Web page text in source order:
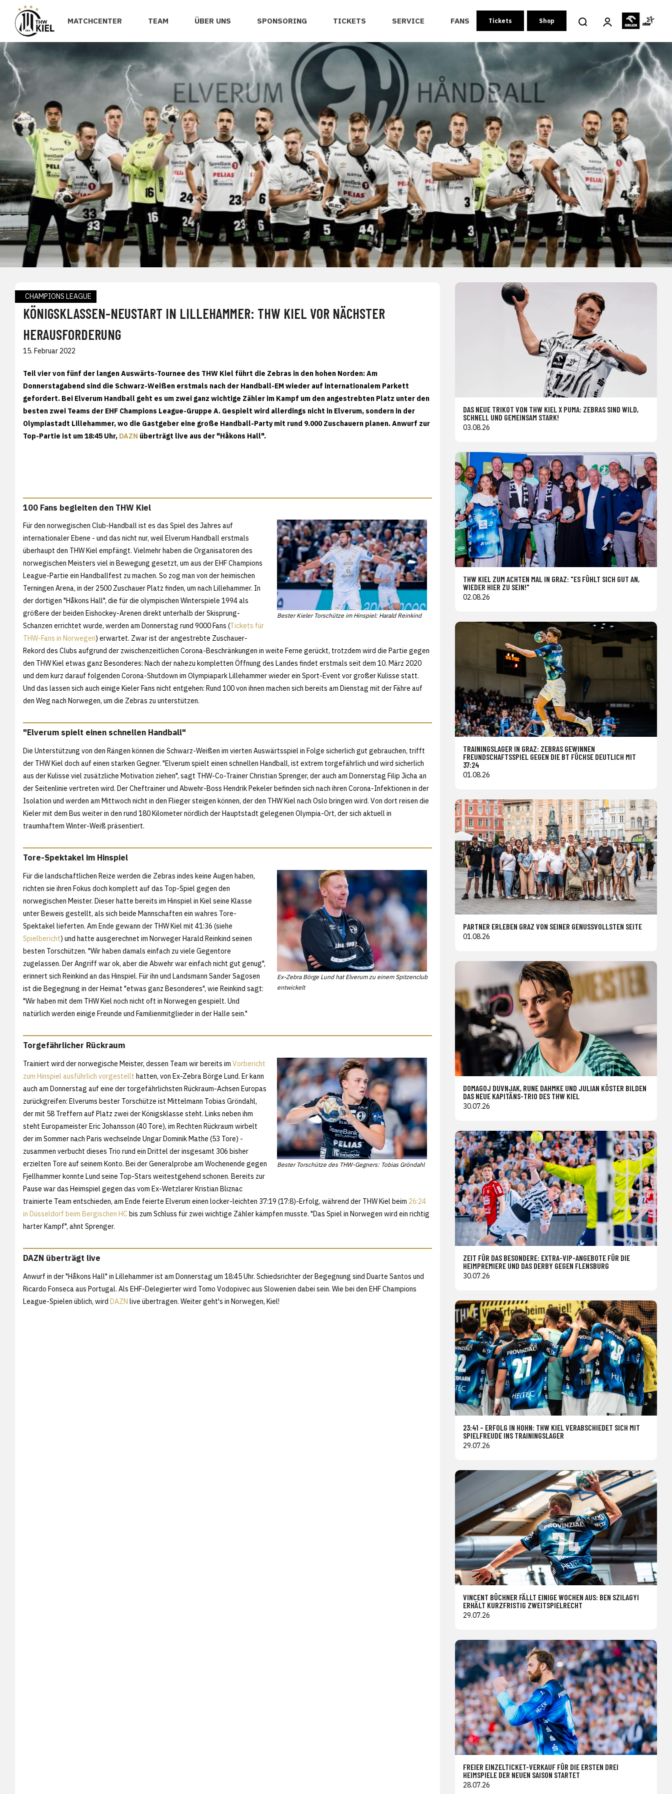
MATCHCENTER TEAM ÜBER UNS SPONSORING TICKETS SERVICE FANS Tickets Shop
CHAMPIONS LEAGUE
KÖNIGSKLASSEN-NEUSTART IN LILLEHAMMER: THW KIEL VOR NÄCHSTER
HERAUSFORDERUNG
15. Februar 2022
Teil vier von fünf der langen Auswärts-Tournee des THW Kiel führt die Zebras in den hohen Norden: Am
Donnerstagabend sind die Schwarz-Weißen erstmals nach der Handball-EM wieder auf internationalem Parkett
gefordert. Bei Elverum Handball geht es um zwei ganz wichtige Zähler im Kampf um den angestrebten Platz unter den
besten zwei Teams der EHF Champions League-Gruppe A. Gespielt wird allerdings nicht in Elverum, sondern in der
Olympiastadt Lillehammer, wo die Gastgeber eine große Handball-Party mit rund 9.000 Zuschauern planen. Anwurf zur
Top-Partie ist um 18:45 Uhr, DAZN überträgt live aus der "Håkons Hall".
100 Fans begleiten den THW Kiel
Bester Kieler Torschütze im Hinspiel: Harald Reinkind
Für den norwegischen Club-Handball ist es das Spiel des Jahres auf
internationaler Ebene - und das nicht nur, weil Elverum Handball erstmals
überhaupt den THW Kiel empfängt. Vielmehr haben die Organisatoren des
norwegischen Meisters viel in Bewegung gesetzt, um aus der EHF Champions
League-Partie ein Handballfest zu machen. So zog man von der heimischen
Terningen Arena, in der 2500 Zuschauer Platz finden, um nach Lillehammer. In
der dortigen "Håkons Hall", die für die olympischen Winterspiele 1994 als
größere der beiden Eishockey-Arenen direkt unterhalb der Skisprung-
Schanzen errichtet wurde, werden am Donnerstag rund 9000 Fans (Tickets für
THW-Fans in Norwegen) erwartet. Zwar ist der angestrebte Zuschauer-
Rekord des Clubs aufgrund der zwischenzeitlichen Corona-Beschränkungen in weite Ferne gerückt, trotzdem wird die Partie gegen
den THW Kiel etwas ganz Besonderes: Nach der nahezu kompletten Öffnung des Landes findet erstmals seit dem 10. März 2020
und dem kurz darauf folgenden Corona-Shutdown im Olympiapark Lillehammer wieder ein Sport-Event vor großer Kulisse statt.
Und das lassen sich auch einige Kieler Fans nicht entgehen: Rund 100 von ihnen machen sich bereits am Dienstag mit der Fähre auf
den Weg nach Norwegen, um die Zebras zu unterstützen.
"Elverum spielt einen schnellen Handball"
Die Unterstützung von den Rängen können die Schwarz-Weißen im vierten Auswärtsspiel in Folge sicherlich gut gebrauchen, trifft
der THW Kiel doch auf einen starken Gegner. "Elverum spielt einen schnellen Handball, ist extrem torgefährlich und wird sicherlich
aus der Kulisse viel zusätzliche Motivation ziehen", sagt THW-Co-Trainer Christian Sprenger, der auch am Donnerstag Filip Jicha an
der Seitenlinie vertreten wird. Der Cheftrainer und Abwehr-Boss Hendrik Pekeler befinden sich nach ihren Corona-Infektionen in der
Isolation und werden am Mittwoch nicht in den Flieger steigen können, der den THW Kiel nach Oslo bringen wird. Von dort reisen die
Kieler mit dem Bus weiter in den rund 180 Kilometer nördlich der Hauptstadt gelegenen Olympia-Ort, der sich aktuell in
traumhaftem Winter-Weiß präsentiert.
Tore-Spektakel im Hinspiel
Ex-Zebra Börge Lund hat Elverum zu einem Spitzenclub
entwickelt
Für die landschaftlichen Reize werden die Zebras indes keine Augen haben,
richten sie ihren Fokus doch komplett auf das Top-Spiel gegen den
norwegischen Meister. Dieser hatte bereits im Hinspiel in Kiel seine Klasse
unter Beweis gestellt, als sich beide Mannschaften ein wahres Tore-
Spektakel lieferten. Am Ende gewann der THW Kiel mit 41:36 (siehe
Spielbericht) und hatte ausgerechnet im Norweger Harald Reinkind seinen
besten Torschützen. "Wir haben damals einfach zu viele Gegentore
zugelassen. Der Angriff war ok, aber die Abwehr war einfach nicht gut genug",
erinnert sich Reinkind an das Hinspiel. Für ihn und Landsmann Sander Sagosen
ist die Begegnung in der Heimat "etwas ganz Besonderes", wie Reinkind sagt:
"Wir haben mit dem THW Kiel noch nicht oft in Norwegen gespielt. Und
natürlich werden einige Freunde und Familienmitglieder in der Halle sein."
Torgefährlicher Rückraum
Bester Torschütze des THW-Gegners: Tobias Gröndahl
Trainiert wird der norwegische Meister, dessen Team wir bereits im Vorbericht
zum Hinspiel ausführlich vorgestellt hatten, von Ex-Zebra Börge Lund. Er kann
auch am Donnerstag auf eine der torgefährlichsten Rückraum-Achsen Europas
zurückgreifen: Elverums bester Torschütze ist Mittelmann Tobias Gröndahl,
der mit 58 Treffern auf Platz zwei der Königsklasse steht. Links neben ihm
steht Europameister Eric Johansson (40 Tore), im Rechten Rückraum wirbelt
der im Sommer nach Paris wechselnde Ungar Dominik Mathe (53 Tore) -
zusammen verbucht dieses Trio rund ein Drittel der insgesamt 306 bisher
erzielten Tore auf seinem Konto. Bei der Generalprobe am Wochenende gegen
Fjellhammer konnte Lund seine Top-Stars weitestgehend schonen. Bereits zur
Pause war das Heimspiel gegen das vom Ex-Wetzlarer Kristian Bliznac
trainierte Team entschieden, am Ende feierte Elverum einen locker-leichten 37:19 (17:8)-Erfolg, während der THW Kiel beim 26:24
in Düsseldorf beim Bergischen HC bis zum Schluss für zwei wichtige Zähler kämpfen musste. "Das Spiel in Norwegen wird ein richtig
harter Kampf", ahnt Sprenger.
DAZN überträgt live
Anwurf in der "Håkons Hall" in Lillehammer ist am Donnerstag um 18:45 Uhr. Schiedsrichter der Begegnung sind Duarte Santos und
Ricardo Fonseca aus Portugal. Als EHF-Delegierter wird Tomo Vodopivec aus Slowenien dabei sein. Wie bei den EHF Champions
League-Spielen üblich, wird DAZN live übertragen. Weiter geht's in Norwegen, Kiel!
DAS NEUE TRIKOT VON THW KIEL X PUMA: ZEBRAS SIND WILD,
SCHNELL UND GEMEINSAM STARK!
03.08.26
THW KIEL ZUM ACHTEN MAL IN GRAZ: "ES FÜHLT SICH GUT AN,
WIEDER HIER ZU SEIN!"
02.08.26
TRAININGSLAGER IN GRAZ: ZEBRAS GEWINNEN
FREUNDSCHAFTSSPIEL GEGEN DIE BT FÜCHSE DEUTLICH MIT
37:24
01.08.26
PARTNER ERLEBEN GRAZ VON SEINER GENUSSVOLLSTEN SEITE
01.08.26
DOMAGOJ DUVNJAK, RUNE DAHMKE UND JULIAN KÖSTER BILDEN
DAS NEUE KAPITÄNS-TRIO DES THW KIEL
30.07.26
ZEIT FÜR DAS BESONDERE: EXTRA-VIP-ANGEBOTE FÜR DIE
HEIMPREMIERE UND DAS DERBY GEGEN FLENSBURG
30.07.26
23:41 – ERFOLG IN HOHN: THW KIEL VERABSCHIEDET SICH MIT
SPIELFREUDE INS TRAININGSLAGER
29.07.26
VINCENT BÜCHNER FÄLLT EINIGE WOCHEN AUS: BEN SZILAGYI
ERHÄLT KURZFRISTIG ZWEITSPIELRECHT
29.07.26
FREIER EINZELTICKET-VERKAUF FÜR DIE ERSTEN DREI
HEIMSPIELE DER NEUEN SAISON STARTET
28.07.26